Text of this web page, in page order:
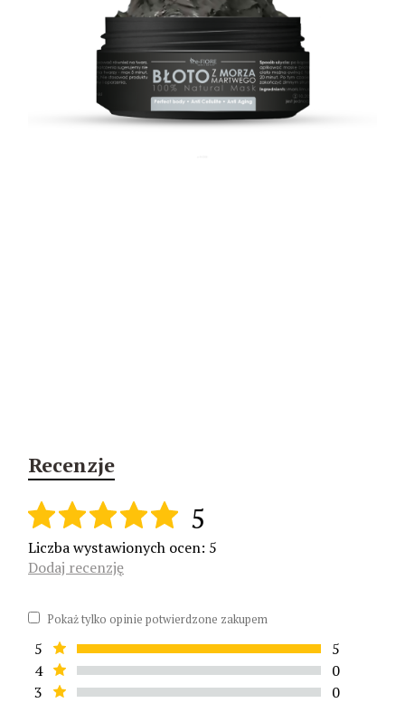
Recenzje
5
Liczba wystawionych ocen: 5
Dodaj recenzję
Pokaż tylko opinie potwierdzone zakupem
5
5
4
0
3
0